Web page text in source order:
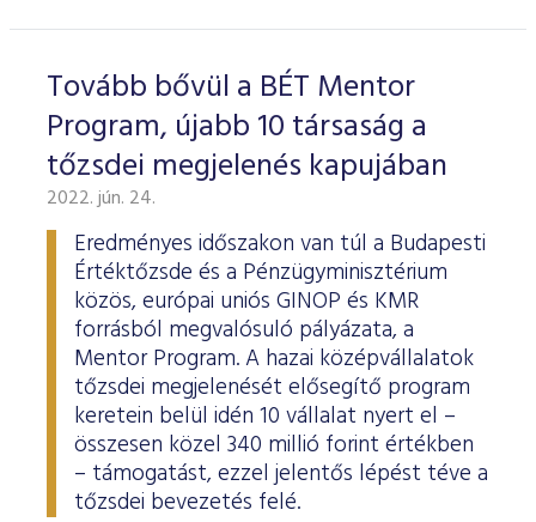
Tovább bővül a BÉT Mentor
Program, újabb 10 társaság a
tőzsdei megjelenés kapujában
2022. jún. 24.
Eredményes időszakon van túl a Budapesti
Értéktőzsde és a Pénzügyminisztérium
közös, európai uniós GINOP és KMR
forrásból megvalósuló pályázata, a
Mentor Program. A hazai középvállalatok
tőzsdei megjelenését elősegítő program
keretein belül idén 10 vállalat nyert el –
összesen közel 340 millió forint értékben
– támogatást, ezzel jelentős lépést téve a
tőzsdei bevezetés felé.